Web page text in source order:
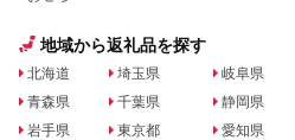
地域から返礼品を探す
北海道
青森県
岩手県
埼玉県
千葉県
東京都
岐阜県
静岡県
愛知県